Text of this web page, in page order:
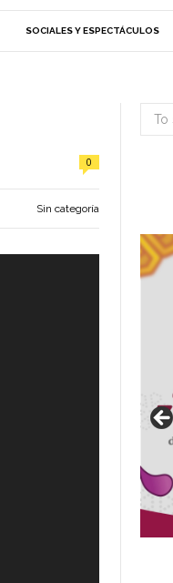
SOCIALES Y ESPECTÁCULOS
0
Sin categoría
Search
for: